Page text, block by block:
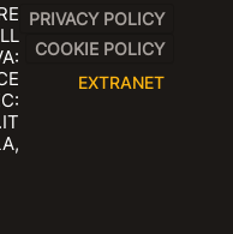
PRIVACY POLICY
COOKIE POLICY
EXTRANET